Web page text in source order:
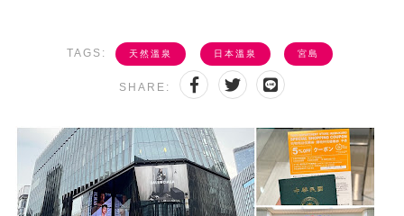
TAGS: 天然溫泉 日本溫泉 宮島
SHARE: